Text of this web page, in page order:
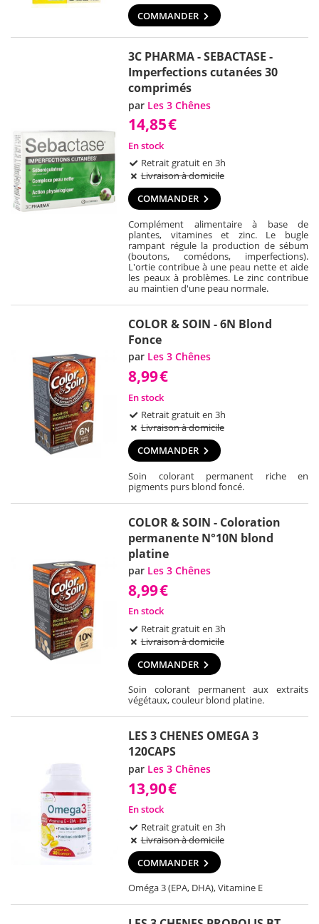
COMMANDER
3C PHARMA - SEBACTASE -
Imperfections cutanées 30
comprimés
par Les 3 Chênes
14,85€
En stock
Retrait gratuit en 3h
Livraison à domicile
COMMANDER
Complément alimentaire à base de
plantes, vitamines et zinc. Le bugle
rampant régule la production de sébum
(boutons, comédons, imperfections).
L'ortie contribue à une peau nette et aide
les peaux à problèmes. Le zinc contribue
au maintien d'une peau normale.
COLOR & SOIN - 6N Blond
Fonce
par Les 3 Chênes
8,99€
En stock
Retrait gratuit en 3h
Livraison à domicile
COMMANDER
Soin colorant permanent riche en
pigments purs blond foncé.
COLOR & SOIN - Coloration
permanente N°10N blond
platine
par Les 3 Chênes
8,99€
En stock
Retrait gratuit en 3h
Livraison à domicile
COMMANDER
Soin colorant permanent aux extraits
végétaux, couleur blond platine.
LES 3 CHENES OMEGA 3
120CAPS
par Les 3 Chênes
13,90€
En stock
Retrait gratuit en 3h
Livraison à domicile
COMMANDER
Oméga 3 (EPA, DHA), Vitamine E